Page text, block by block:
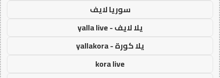
سوريا لايف
يلا لايف - yalla live
يلا كورة - yallakora
kora live